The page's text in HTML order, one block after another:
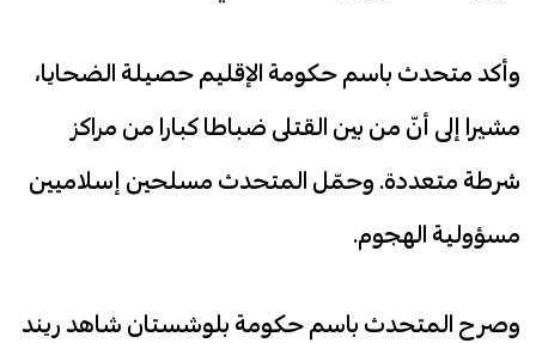
وأكد متحدث باسم حكومة الإقليم حصيلة الضحايا،
مشيرا إلى أنّ من بين القتلى ضباطا كبارا من مراكز
شرطة متعددة. وحمّل المتحدث مسلحين إسلاميين
مسؤولية الهجوم.
وصرح المتحدث باسم حكومة بلوشستان شاهد ريند